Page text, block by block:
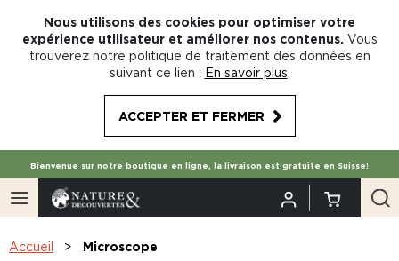
Nous utilisons des cookies pour optimiser votre
expérience utilisateur et améliorer nos contenus. Vous
trouverez notre politique de traitement des données en
suivant ce lien : En savoir plus
ACCEPTER ET FERMER
Bienvenue sur notre boutique en ligne, la livraison est gratuite en Suisse!
Accueil Microscope